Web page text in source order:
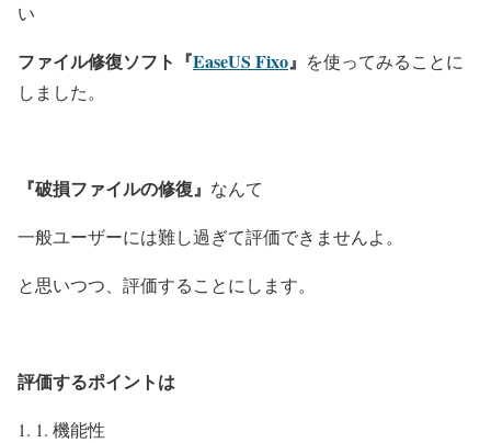
い
ファイル修復ソフト『EaseUS Fixo』 を使ってみることに
しました。
『破損ファイルの修復』 なんて
一般ユーザーには難し過ぎて評価できませんよ。
と思いつつ、評価することにします。
評価するポイントは
機能性